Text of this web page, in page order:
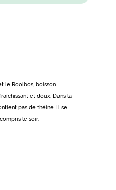
le Rooibos, boisson
et doux. Dans la
pas de théine. Il se
le soir.